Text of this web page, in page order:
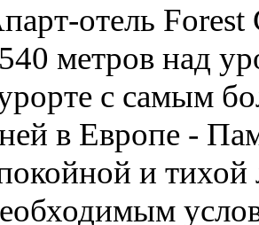
отель
метров над
с самым
в Европе -
и тихой